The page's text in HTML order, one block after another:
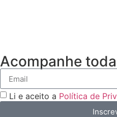
Acompanhe
Li e aceito a Política de